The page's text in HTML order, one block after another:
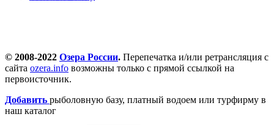
© 2008-2022 Озера России. Перепечатка и/или ретрансляция с
сайта ozera.info возможны только с прямой ссылкой на
первоисточник.
Добавить рыболовную базу, платный водоем или турфирму в
наш каталог